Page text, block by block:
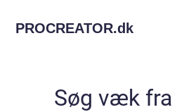
PROCREATOR.dk
Søg væk